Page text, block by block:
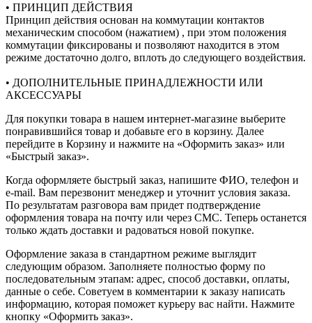
• ПРИНЦИП ДЕЙСТВИЯ
Принцип действия основан на коммутации контактов
механическим способом (нажатием) , при этом положения
коммутации фиксированы и позволяют находится в этом
режиме достаточно долго, вплоть до следующего воздействия.
• ДОПОЛНИТЕЛЬНЫЕ ПРИНАДЛЕЖНОСТИ ИЛИ
АКСЕССУАРЫ
Для покупки товара в нашем интернет-магазине выберите
понравившийся товар и добавьте его в корзину. Далее
перейдите в Корзину и нажмите на «Оформить заказ» или
«Быстрый заказ».
Когда оформляете быстрый заказ, напишите ФИО, телефон и
e-mail. Вам перезвонит менеджер и уточнит условия заказа.
По результатам разговора вам придет подтверждение
оформления товара на почту или через СМС. Теперь останется
только ждать доставки и радоваться новой покупке.
Оформление заказа в стандартном режиме выглядит
следующим образом. Заполняете полностью форму по
последовательным этапам: адрес, способ доставки, оплаты,
данные о себе. Советуем в комментарии к заказу написать
информацию, которая поможет курьеру вас найти. Нажмите
кнопку «Оформить заказ».